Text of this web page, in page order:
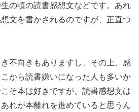
の頃の読書感想文などです。あれ
文を書かされるのですが、正直つ
不向きもありますし、その上、感
から読書嫌いになった人も多いか
そ本は好きですが、読書感想文は
れが本離れを進めていると思うん